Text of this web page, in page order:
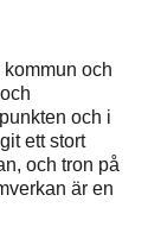
och
och i
ett stort
och tron på
är en